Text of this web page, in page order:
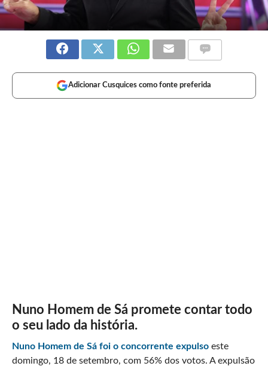
Adicionar Cusquices como fonte preferida
Nuno Homem de Sá promete contar todo
o seu lado da história.
Nuno Homem de Sá foi o concorrente expulso este
domingo, 18 de setembro, com 56% dos votos. A expulsão